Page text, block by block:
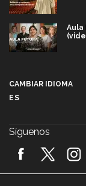
Aula
CAMBIAR IDIOMA
ES
Síguenos